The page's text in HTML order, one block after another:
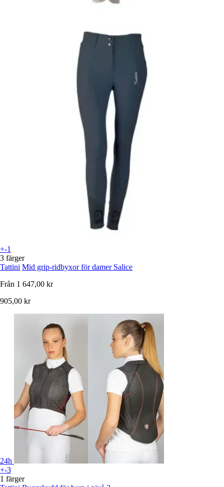
+-1
3 färger
Tattini Mid grip-ridbyxor för damer Salice
Från 1 647,00 kr
905,00 kr
24h
+-3
1 färger